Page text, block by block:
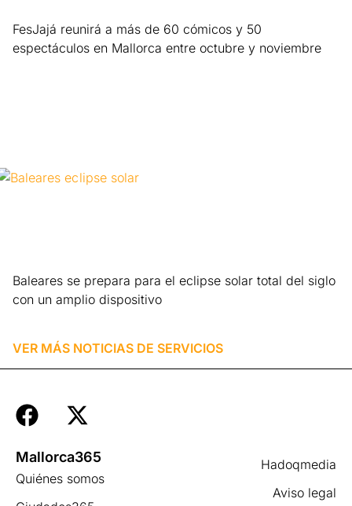
FesJajá reunirá a más de 60 cómicos y 50
espectáculos en Mallorca entre octubre y noviembre
Baleares se prepara para el eclipse solar total del siglo
con un amplio dispositivo
VER MÁS NOTICIAS DE SERVICIOS
Hadoqmedia
Aviso legal
Mallorca365
Quiénes somos